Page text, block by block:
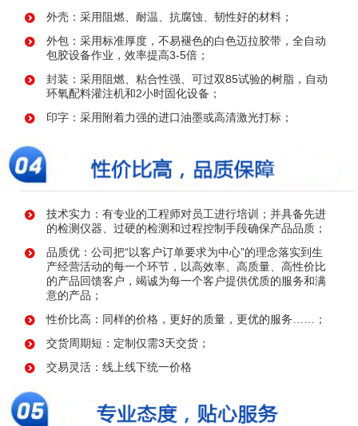
外壳：采用阻燃、耐温、抗腐蚀、韧性好的材料；
外包：采用标准厚度，不易褪色的白色迈拉胶带，全自动
包胶设备作业，效率提高3-5倍；
封装：采用阻燃、粘合性强、可过双85试验的树脂，自动
环氧配料灌注机和2小时固化设备；
印字：采用附着力强的进口油墨或高清激光打标；
技术实力：有专业的工程师对员工进行培训；并具备先进
的检测仪器、过硬的检测和过程控制手段确保产品品质；
品质优：公司把“以客户订单要求为中心”的理念落实到生
产经营活动的每一个环节，以高效率、高质量、高性价比
的产品回馈客户，竭诚为每一个客户提供优质的服务和满
意的产品；
性价比高：同样的价格，更好的质量，更优的服务……；
交货周期短：定制仅需3天交货；
交易灵活：线上线下统一价格